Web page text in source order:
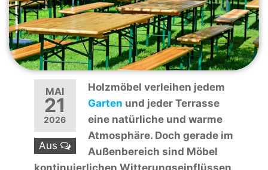
MAI
21
2026
Aus
Holzmöbel verleihen jedem
Garten und jeder Terrasse
eine natürliche und warme
Atmosphäre. Doch gerade im
Außenbereich sind Möbel
kontinuierlichen Witterungseinflüssen